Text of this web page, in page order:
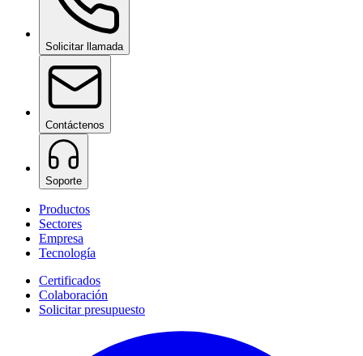
Solicitar llamada
Contáctenos
Soporte
Productos
Sectores
Empresa
Tecnología
Certificados
Colaboración
Solicitar presupuesto